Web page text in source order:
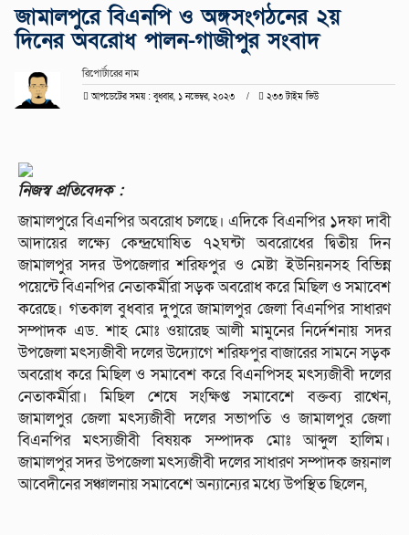
জামালপুরে বিএনপি ও অঙ্গসংগঠনের ২য়
দিনের অবরোধ পালন-গাজীপুর সংবাদ
রিপোর্টারের নাম
আপডেটের সময় : বুধবার, ১ নভেম্বর, ২০২৩ ২৩৩ টাইম ভিউ
নিজস্ব প্রতিবেদক :
জামালপুরে বিএনপির অবরোধ চলছে। এদিকে বিএনপির ১দফা দাবী
আদায়ের লক্ষ্যে কেন্দ্রঘোষিত ৭২ঘন্টা অবরোধের দ্বিতীয় দিন
জামালপুর সদর উপজেলার শরিফপুর ও মেষ্টা ইউনিয়নসহ বিভিন্ন
পয়েন্টে বিএনপির নেতাকর্মীরা সড়ক অবরোধ করে মিছিল ও সমাবেশ
করেছে। গতকাল বুধবার দুপুরে জামালপুর জেলা বিএনপির সাধারণ
সম্পাদক এড. শাহ মোঃ ওয়ারেছ আলী মামুনের নির্দেশনায় সদর
উপজেলা মৎস্যজীবী দলের উদ্যোগে শরিফপুর বাজারের সামনে সড়ক
অবরোধ করে মিছিল ও সমাবেশ করে বিএনপিসহ মৎস্যজীবী দলের
নেতাকর্মীরা। মিছিল শেষে সংক্ষিপ্ত সমাবেশে বক্তব্য রাখেন,
জামালপুর জেলা মৎস্যজীবী দলের সভাপতি ও জামালপুর জেলা
বিএনপির মৎস্যজীবী বিষয়ক সম্পাদক মোঃ আব্দুল হালিম।
জামালপুর সদর উপজেলা মৎস্যজীবী দলের সাধারণ সম্পাদক জয়নাল
আবেদীনের সঞ্চালনায় সমাবেশে অন্যান্যের মধ্যে উপস্থিত ছিলেন,